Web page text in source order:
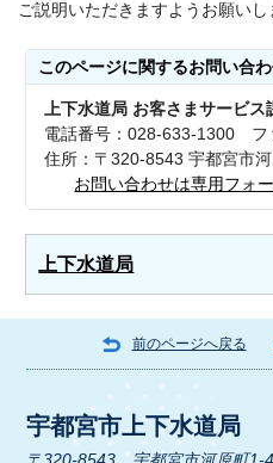
ご説明いただきますようお願いし
このページに関するお問い合
上下水道局 お客さまサービス
電話番号：028-633-1300 フ
住所：〒320-8543 宇都宮市
お問い合わせは専用フォ
上下水道局
前のページへ戻る
宇都宮市上下水道局